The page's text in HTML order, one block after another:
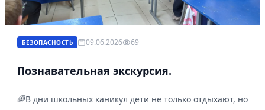
БЕЗОПАСНОСТЬ 09.06.2026 69
Познавательная экскурсия.
🌈В дни школьных каникул дети не только отдыхают, но